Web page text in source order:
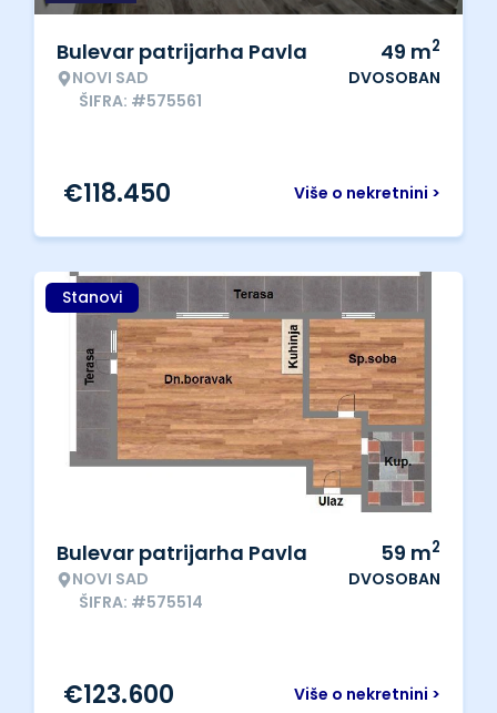
Bulevar patrijarha Pavla
NOVI SAD
ŠIFRA: #575561
49 m2
DVOSOBAN
Više o nekretnini >
€118.450
Stanovi
Bulevar patrijarha Pavla
NOVI SAD
ŠIFRA: #575514
59 m2
DVOSOBAN
Više o nekretnini >
€123.600